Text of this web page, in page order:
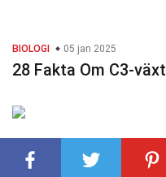
BIOLOGI 05 jan 2025
28 Fakta Om C3-växt